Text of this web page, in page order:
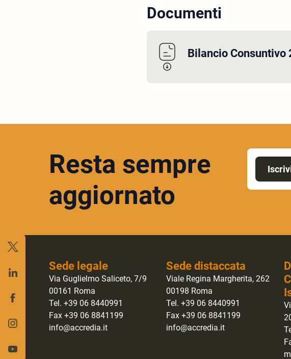
Documenti
Bilancio Consuntivo
Resta sempre
aggiornato
Sede legale
Via Guglielmo Saliceto, 7/9
00161 Roma
Tel. +39 06 8440991
Fax +39 06 8841199
info@accredia.it
Sede distaccata
Viale Regina Margherita, 262
00198 Roma
Tel. +39 06 8440991
Fax +39 06 8841199
info@accredia.it